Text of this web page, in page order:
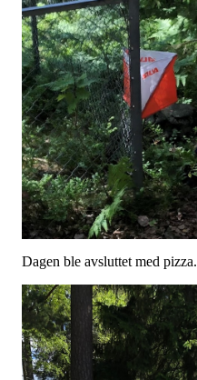
Dagen ble avsluttet med pizza.